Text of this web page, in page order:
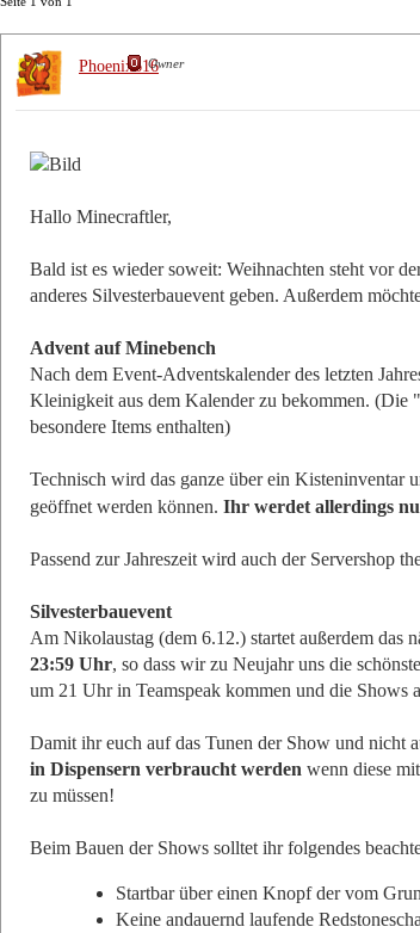
Hallo Minecraftler,
Bald ist es wieder soweit: Weihnachten steht vor
anderes Silvesterbauevent geben. Außerdem
Advent auf Minebench
Nach dem Event-Adventskalender des letzten
Kleinigkeit aus dem Kalender zu bekommen. (Die
besondere Items enthalten)
Technisch wird das ganze über ein Kisteninventar
geöffnet werden können. Ihr werdet allerdings
Passend zur Jahreszeit wird auch der Servershop
Silvesterbauevent
Am Nikolaustag (dem 6.12.) startet außerdem das
23:59 Uhr, so dass wir zu Neujahr uns die
um 21 Uhr in Teamspeak kommen und die Shows
Damit ihr euch auf das Tunen der Show und nicht
in Dispensern verbraucht werden wenn diese
zu müssen!
Beim Bauen der Shows solltet ihr folgendes
Startbar über einen Knopf der vom
Keine andauernd laufende
Phoenix616Owner